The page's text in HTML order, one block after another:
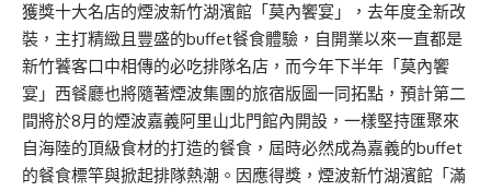
獲獎十大名店的煙波新竹湖濱館「莫內饗宴」，去年度全新改
裝，主打精緻且豐盛的buffet餐食體驗，自開業以來一直都是
新竹饕客口中相傳的必吃排隊名店，而今年下半年「莫內饗
宴」西餐廳也將隨著煙波集團的旅宿版圖一同拓點，預計第二
間將於8月的煙波嘉義阿里山北門館內開設，一樣堅持匯聚來
自海陸的頂級食材的打造的餐食，屆時必然成為嘉義的buffet
的餐食標竿與掀起排隊熱潮。因應得獎，煙波新竹湖濱館「滿